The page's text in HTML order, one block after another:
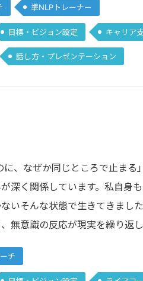
準NLPトレーナー
目標・ビジョン設定 キャリア
話し方・プレゼンテーション
、なぜか同じところで止まる
深く関係しています。私自身
いそんな状態で生きてきまし
無意識の反応が現実を繰り返
チ